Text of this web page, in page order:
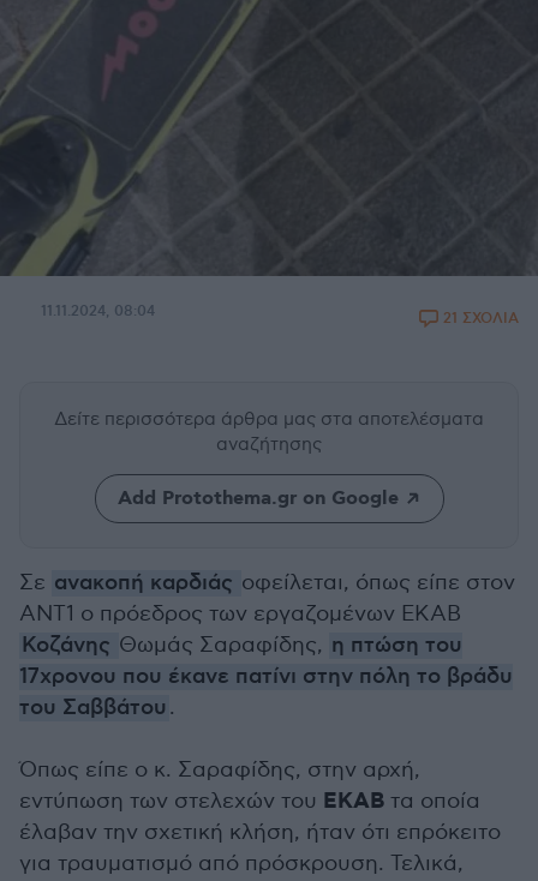
11.11.2024, 08:04 21 ΣΧΟΛΙΑ
Δείτε περισσότερα άρθρα μας στα αποτελέσματα
αναζήτησης
Add Protothema.gr on Google
Σε ανακοπή καρδιάς οφείλεται, όπως είπε στον
ΑΝΤ1 ο πρόεδρος των εργαζομένων ΕΚΑΒ
Κοζάνης Θωμάς Σαραφίδης, η πτώση του
17χρονου που έκανε πατίνι στην πόλη το βράδυ
του Σαββάτου .
Όπως είπε ο κ. Σαραφίδης, στην αρχή,
εντύπωση των στελεχών του ΕΚΑΒ τα οποία
έλαβαν την σχετική κλήση, ήταν ότι επρόκειτο
για τραυματισμό από πρόσκρουση. Τελικά,